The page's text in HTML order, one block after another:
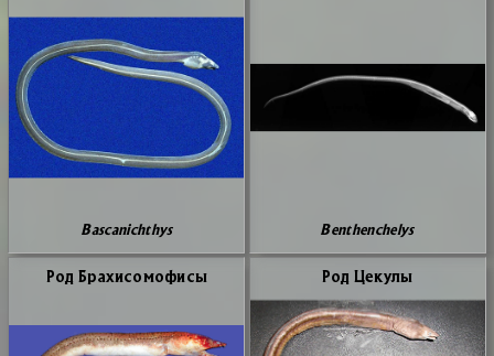
Bascanichthys Benthenchelys
Род Бра­хи­со­мо­фи­сы Род Це­ку­лы